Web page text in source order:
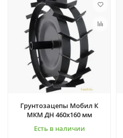
Грунтозацепы Мобил К
МКМ ДН 460х160 мм
Есть в наличии